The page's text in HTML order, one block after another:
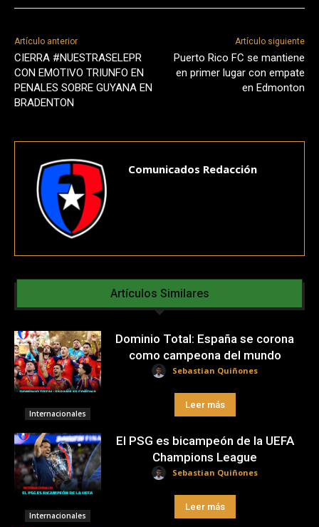
Artículo anterior
CIERRA #NUESTRASELEPR
CON EMOTIVO TRIUNFO EN
PENALES SOBRE GUYANA EN
BRADENTON
Artículo siguiente
Puerto Rico FC se mantiene
en primer lugar con empate
en Edmonton
Comunicados Redacción
Artículos Similares
Internacionales
Dominio Total: España se corona
como campeona del mundo
Sebastian Quiñones
Leer más
Internacionales
El PSG es bicampeón de la UEFA
Champions League
Sebastian Quiñones
Leer más